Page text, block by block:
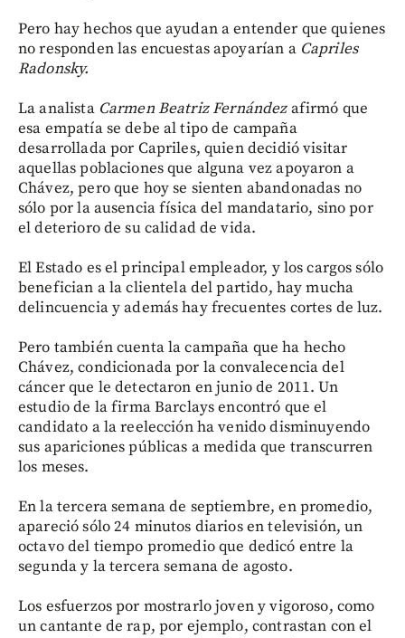
Pero hay hechos que ayudan a entender que quienes
no responden las encuestas apoyarían a Capriles
Radonsky.
La analista Carmen Beatriz Fernándezafirmó que
esa empatía se debe al tipo de campaña
desarrollada por Capriles, quien decidió visitar
aquellas poblaciones que alguna vez apoyaron a
Chávez, pero que hoy se sienten abandonadas no
sólo por la ausencia física del mandatario, sino por
el deterioro de su calidad de vida.
El Estado es el principal empleador, y los cargos sólo
benefician a la clientela del partido, hay mucha
delincuencia y además hay frecuentes cortes de luz.
Pero también cuenta la campaña que ha hecho
Chávez, condicionada por la convalecencia del
cáncer que le detectaron en junio de 2011. Un
estudio de la firma Barclays encontró que el
candidato a la reelección ha venido disminuyendo
sus apariciones públicas a medida que transcurren
los meses.
En la tercera semana de septiembre, en promedio,
apareció sólo 24 minutos diarios en televisión, un
octavo del tiempo promedio que dedicó entre la
segunda y la tercera semana de agosto.
Los esfuerzos por mostrarlo joven y vigoroso, como
un cantante de rap, por ejemplo, contrastan con el